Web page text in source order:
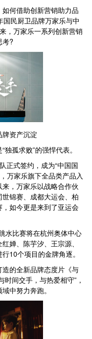
何借助创新营销助力品
民厨卫品牌万家乐与中
，万家乐一系列创新营销
考?
资产沉淀
孤求败”的强悍代表。
式签约，成为“中国国
万家乐旗下全品类产品入
，万家乐以战略合作伙
锦赛、成都大运会、柏
如今更是来到了亚运会
比赛将在杭州奥体中心
婵、陈芋汐、王宗源、
10个项目的金牌角逐。
的全新品牌态度片《与
间交手，与热爱相守”，
中努力奔跑。